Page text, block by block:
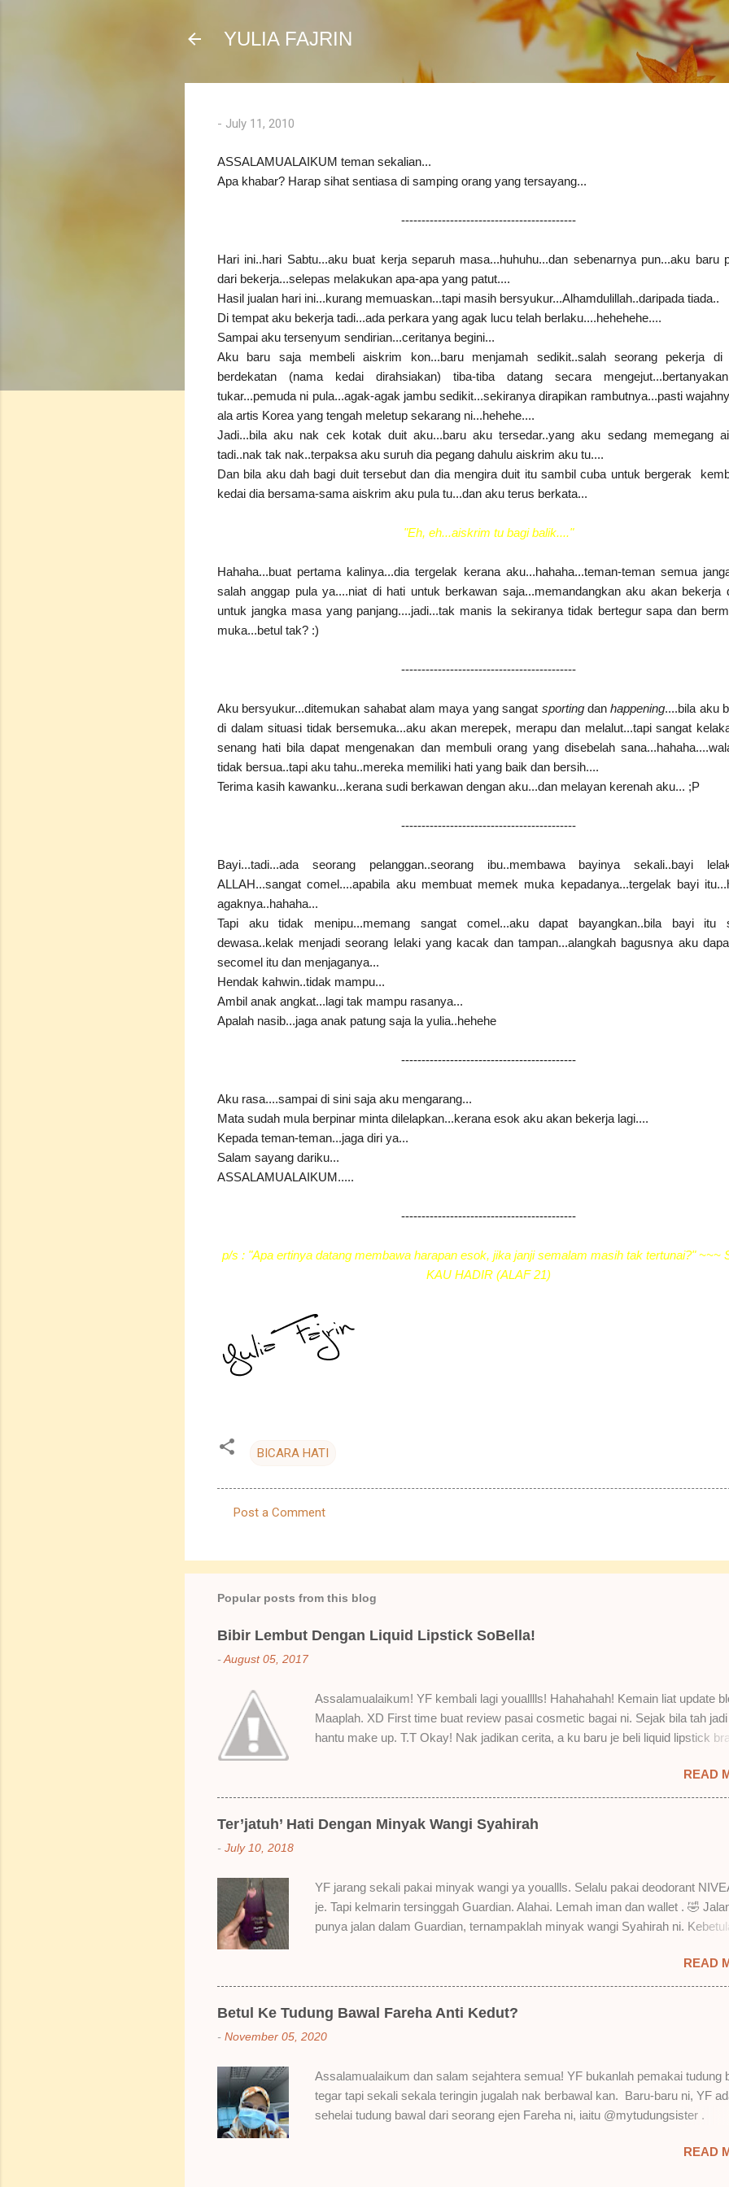
Skip to main content
YULIA FAJRIN
- July 11, 2010
ASSALAMUALAIKUM teman sekalian...
Apa khabar? Harap sihat sentiasa di samping orang yang tersayang...
-------------------------------------------
Hari ini..hari Sabtu...aku buat kerja separuh masa...huhuhu...dan sebenarnya pun...aku baru
dari bekerja...selepas melakukan apa-apa yang patut....
Hasil jualan hari ini...kurang memuaskan...tapi masih bersyukur...Alhamdulillah..daripada tiada..
Di tempat aku bekerja tadi...ada perkara yang agak lucu telah berlaku....hehehehe....
Sampai aku tersenyum sendirian...ceritanya begini...
Aku baru saja membeli aiskrim kon...baru menjamah sedikit..salah seorang pekerja di
berdekatan (nama kedai dirahsiakan) tiba-tiba datang secara
tukar...pemuda ni pula...agak-agak jambu sedikit...sekiranya dirapikan rambutnya...pasti
ala artis Korea yang tengah meletup sekarang ni...hehehe....
Jadi...bila aku nak cek kotak duit aku...baru aku tersedar..yang aku sedang memegang
tadi..nak tak nak..terpaksa aku suruh dia pegang dahulu aiskrim aku tu....
Dan bila aku dah bagi duit tersebut dan dia mengira duit itu sambil cuba untuk bergerak
kedai dia bersama-sama aiskrim aku pula tu...dan aku terus berkata...
"Eh, eh...aiskrim tu bagi balik...."
Hahaha...buat pertama kalinya...dia tergelak kerana aku...hahaha...teman-teman semua
salah anggap pula ya....niat di hati untuk berkawan saja...memandangkan aku akan bekerja
untuk jangka masa yang panjang....jadi...tak manis la sekiranya tidak bertegur sapa dan
muka...betul tak? :)
-------------------------------------------
Aku bersyukur...ditemukan sahabat alam maya yang sangat sporting danhappening....bila aku
di dalam situasi tidak bersemuka...aku akan merepek, merapu dan melalut...tapi sangat
senang hati bila dapat mengenakan dan membuli orang yang disebelah
tidak bersua..tapi aku tahu..mereka memiliki hati yang baik dan bersih....
Terima kasih kawanku...kerana sudi berkawan dengan aku...dan melayan kerenah aku... ;P
-------------------------------------------
Bayi...tadi...ada seorang pelanggan..seorang ibu..membawa bayinya sekali..bayi
ALLAH...sangat comel....apabila aku membuat memek muka kepadanya...tergelak bayi
agaknya..hahaha...
Tapi aku tidak menipu...memang sangat comel...aku dapat bayangkan..bila bayi itu
dewasa..kelak menjadi seorang lelaki yang kacak dan tampan...alangkah bagusnya aku
secomel itu dan menjaganya...
Hendak kahwin..tidak mampu...
Ambil anak angkat...lagi tak mampu rasanya...
Apalah nasib...jaga anak patung saja la yulia..hehehe
-------------------------------------------
Aku rasa....sampai di sini saja aku mengarang...
Mata sudah mula berpinar minta dilelapkan...kerana esok aku akan bekerja lagi....
Kepada teman-teman...jaga diri ya...
Salam sayang dariku...
ASSALAMUALAIKUM.....
-------------------------------------------
p/s : "Apa ertinya datang membawa harapan esok, jika janji semalam masih tak tertunai?" ~~~
KAU HADIR (ALAF 21)
BICARA HATI
m
m
n
t
Post a Comment
Popular posts from this blog
Bibir Lembut Dengan Liquid Lipstick SoBella!
-August 05, 2017
Assalamualaikum! YF kembali lagi youalllls! Hahahahah! Kemain liat update
Maaplah. XD First time buat review pasai cosmetic bagai ni. Sejak bila tah jadi
hantu make up. T.T Okay! Nak jadikan cerita, a ku baru je beli liquid lipstick
Rose Makmur Setelah dicuba dengan pelbagai cara, aku jumpa beberapa
kenapa aku suka liquid lipstick ni dan kenapa aku tak berapa suka juga. Tapi
suka gila! Yang part tak suka tu boleh adjust. Don't worry! Aku start dengan
elok dulu lah ek! Pros 1) OMG! Ringan gila tekstur dia bila dah kering.
Sikit sangat. Tapi tak tahu lah kalau dah minum bergelas-gelas dan makan
berpinggan-pinggan. 4) Senang nak cuci. Tak perl...
READ
Ter’jatuh’ Hati Dengan Minyak Wangi Syahirah
- July 10, 2018
YF jarang sekali pakai minyak wangi ya youallls. Selalu pakai deodorant
je. Tapi kelmarin tersinggah Guardian. Alahai. Lemah iman dan wallet . 🤣
punya jalan dalam Guardian, ternampaklah minyak wangi Syahirah ni.
Dah lama tak pakai perfume , ambil lah satu yang warna keunguan ni dengan
redhanya sebab tak tahu lah wangian dia tu tahan lama ke tak. Warna ungu ni
namanya Magnifique ya anak-anak semua. Bau sweet-sweet gitu. Lembut je.
Bertambah plak dengan hasutan adik perempuan. Zassss rembat satu
hakak dia yang bayorrr. 😭 Lepas tu, YF pakailah pergi kerja. So aktiviti tak
bau dia still ada lagi. Wehuuu. YF suka gila kot! Hahahaha! Bukan apa. Kita
naklah bau diri sendiri masam macam bau budak sekolah balik rumah kan.
Hahahaha. Tapi bau dia memang maintain . Walaupun tak sepekat awa...
READ
Betul Ke Tudung Bawal Fareha Anti Kedut?
- November 05, 2020
Assalamualaikum dan salam sejahtera semua! YF bukanlah pemakai tudung
tegar tapi sekali sekala teringin jugalah nak berbawal kan. Baru-baru ni, YF
sehelai tudung bawal dari seorang ejen Fareha ni, iaitu @mytudungsister .
sampai dah. Siap ada bagi satu free brooch lagi. Ya Allah. YF terlupa YF tak
READ